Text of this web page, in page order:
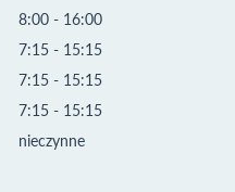
8:00 - 16:00
7:15 - 15:15
7:15 - 15:15
7:15 - 15:15
nieczynne